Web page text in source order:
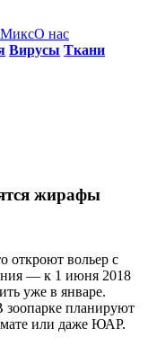
МиксО нас
Вирусы Ткани
жирафы
откроют вольер с
— к 1 июня 2018
уже в январе.
планируют
или даже ЮАР.